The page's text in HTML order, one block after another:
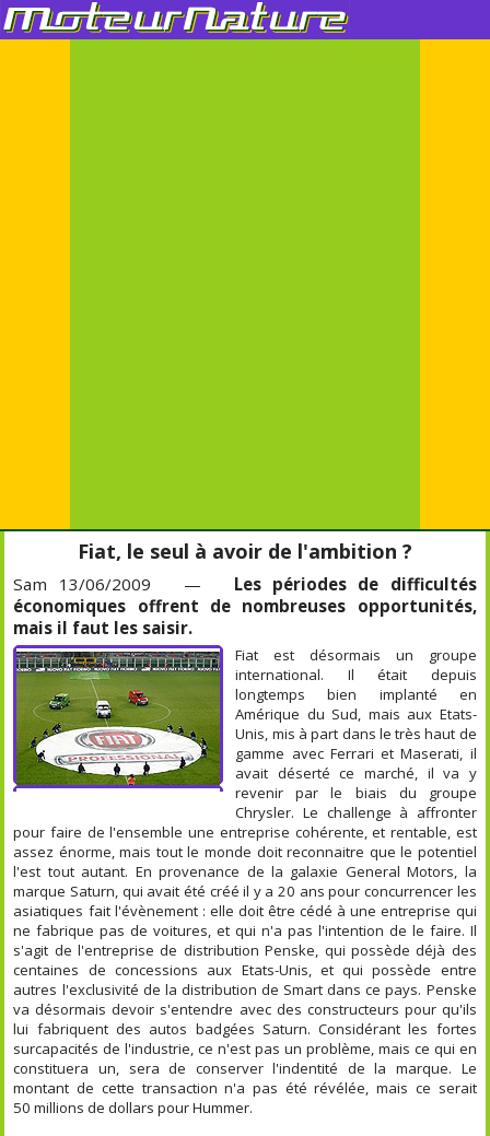
Fiat, le seul à avoir de l'ambition ?
Sam 13/06/2009 — Les périodes de difficultés
économiques offrent de nombreuses opportunités,
mais il faut les saisir.
Fiat est désormais un groupe
international. Il était depuis
longtemps bien implanté en
Amérique du Sud, mais aux Etats-
Unis, mis à part dans le très haut de
gamme avec Ferrari et Maserati, il
avait déserté ce marché, il va y
revenir par le biais du groupe
Chrysler. Le challenge à affronter
pour faire de l'ensemble une entreprise cohérente, et rentable, est
assez énorme, mais tout le monde doit reconnaitre que le potentiel
l'est tout autant. En provenance de la galaxie General Motors, la
marque Saturn, qui avait été créé il y a 20 ans pour concurrencer les
asiatiques fait l'évènement : elle doit être cédé à une entreprise qui
ne fabrique pas de voitures, et qui n'a pas l'intention de le faire. Il
s'agit de l'entreprise de distribution Penske, qui possède déjà des
centaines de concessions aux Etats-Unis, et qui possède entre
autres l'exclusivité de la distribution de Smart dans ce pays. Penske
va désormais devoir s'entendre avec des constructeurs pour qu'ils
lui fabriquent des autos badgées Saturn. Considérant les fortes
surcapacités de l'industrie, ce n'est pas un problème, mais ce qui en
constituera un, sera de conserver l'indentité de la marque. Le
montant de cette transaction n'a pas été révélée, mais ce serait
50 millions de dollars pour Hummer.